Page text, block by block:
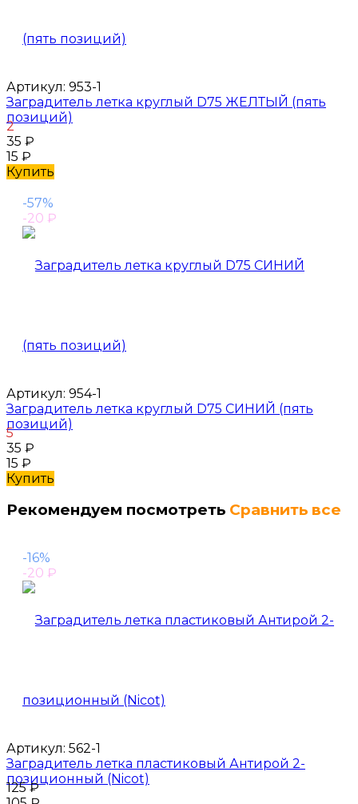
Артикул: 953-1
Заградитель летка круглый D75 ЖЕЛТЫЙ (пять
позиций)
2
35 ₽
15 ₽
Купить
-57%
-20 ₽
Артикул: 954-1
Заградитель летка круглый D75 СИНИЙ (пять
позиций)
5
35 ₽
15 ₽
Купить
Рекомендуем посмотреть Сравнить все
-16%
-20 ₽
Артикул: 562-1
Заградитель летка пластиковый Антирой 2-
позиционный (Nicot)
125₽